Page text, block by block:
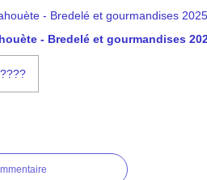
- Bredelé et gourmandises